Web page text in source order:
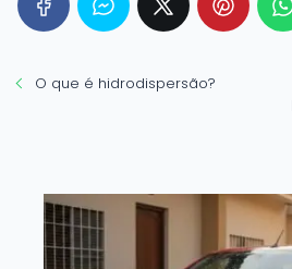
O que é hidrodispersão?